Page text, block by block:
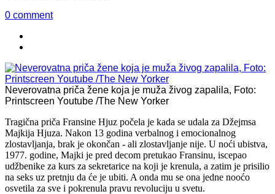
0 comment
Neverovatna priča žene koja je muža živog zapalila, Foto:
Printscreen Youtube /The New Yorker
Tragična priča Fransine Hjuz počela je kada se udala za Džejmsa
Majkija Hjuza. Nakon 13 godina verbalnog i emocionalnog
zlostavljanja, brak je okončan - ali zlostavljanje nije. U noći ubistva,
1977. godine, Majki je pred decom pretukao Fransinu, iscepao
udžbenike za kurs za sekretarice na koji je krenula, a zatim je prisilio
na seks uz pretnju da će je ubiti. A onda mu se ona jedne nooćo
osvetila za sve i pokrenula pravu revoluciju u svetu.